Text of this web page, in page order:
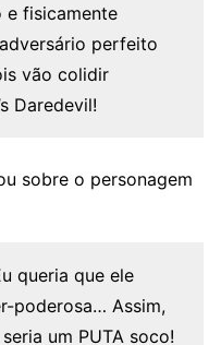
e fisicamente
perfeito
vão colidir
Daredevil!
sobre o personagem
queria que ele
poderosa… Assim,
um PUTA soco!